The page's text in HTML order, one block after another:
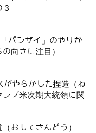
バンザイ」のやりか
向きに注目）
がやらかした捏造（ね
プ米次期大統領に関
おもてさんどう）